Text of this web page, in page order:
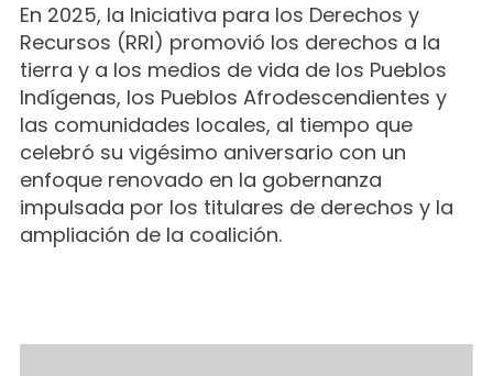
En 2025, la Iniciativa para los Derechos y
Recursos (RRI) promovió los derechos a la
tierra y a los medios de vida de los Pueblos
Indígenas, los Pueblos Afrodescendientes y
las comunidades locales, al tiempo que
celebró su vigésimo aniversario con un
enfoque renovado en la gobernanza
impulsada por los titulares de derechos y la
ampliación de la coalición.